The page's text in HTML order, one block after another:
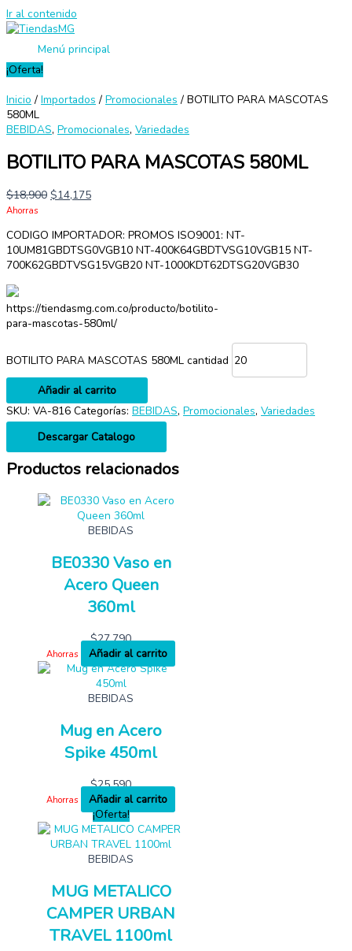
Ir al contenido
Menú principal
¡Oferta!
Inicio / Importados / Promocionales / BOTILITO PARA MASCOTAS
580ML
BEBIDAS, Promocionales, Variedades
BOTILITO PARA MASCOTAS 580ML
$18,900 $14,175
Ahorras
CODIGO IMPORTADOR: PROMOS ISO9001: NT-
10UM81GBDTSG0VGB10 NT-400K64GBDTVSG10VGB15 NT-
700K62GBDTVSG15VGB20 NT-1000KDT62DTSG20VGB30
https://tiendasmg.com.co/producto/botilito-
para-mascotas-580ml/
BOTILITO PARA MASCOTAS 580ML cantidad
Añadir al carrito
SKU: VA-816 Categorías: BEBIDAS, Promocionales, Variedades
Descargar Catalogo
Productos relacionados
BEBIDAS
BE0330 Vaso en
Acero Queen
360ml
$27,790
Ahorras Añadir al carrito
BEBIDAS
Mug en Acero
Spike 450ml
$25,590
Ahorras
Añadir al carrito
¡Oferta!
BEBIDAS
MUG METALICO
CAMPER URBAN
TRAVEL 1100ml